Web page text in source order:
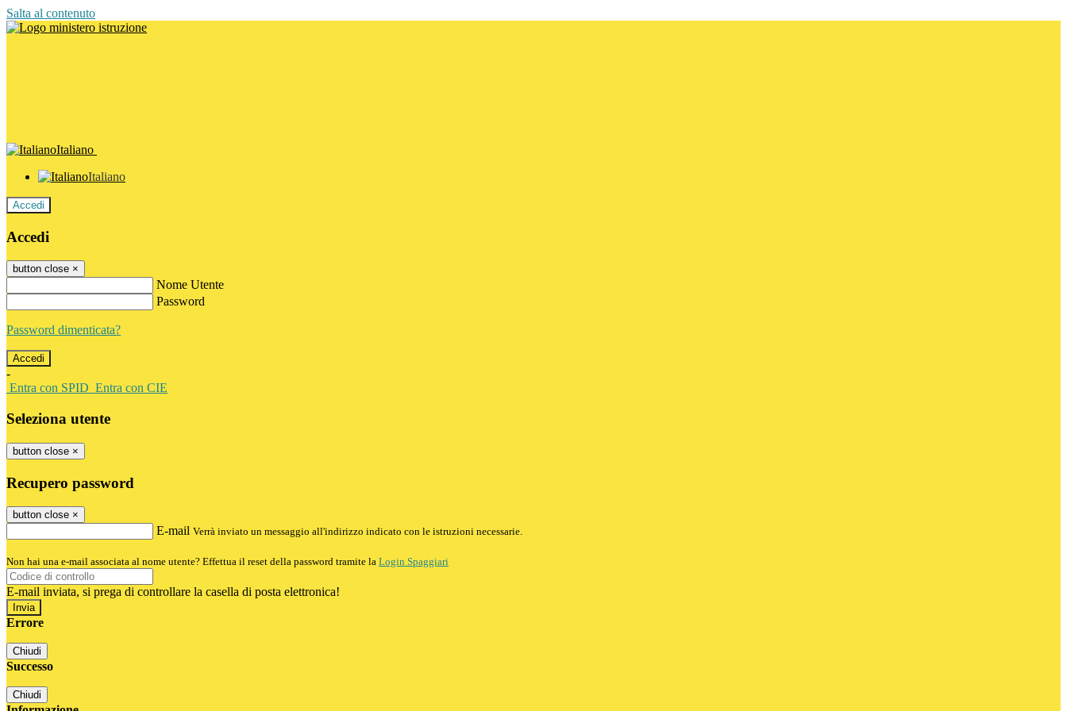
Salta al contenuto
Italiano
Italiano
Accedi
Accedi
button close ×
Nome Utente
Password
Password dimenticata?
-
Entra con SPID Entra con CIE
Seleziona utente
button close ×
Recupero password
button close ×
E-mail Verrà inviato un messaggio all'indirizzo indicato con le istruzioni necessarie.
Non hai una e-mail associata al nome utente? Effettua il reset della password tramite la Login Spaggiari
E-mail inviata, si prega di controllare la casella di posta elettronica!
Errore
Chiudi
Successo
Chiudi